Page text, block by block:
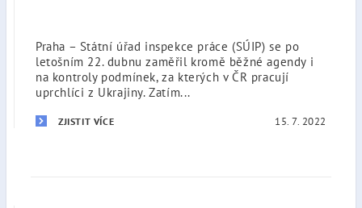
Praha – Státní úřad inspekce práce (SÚIP) se po
letošním 22. dubnu zaměřil kromě běžné agendy i
na kontroly podmínek, za kterých v ČR pracují
uprchlíci z Ukrajiny. Zatím...
ZJISTIT VÍCE 15. 7. 2022